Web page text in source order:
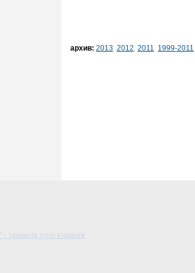
архив: 2013 2012 2011 1999-2011
* - правила пользования